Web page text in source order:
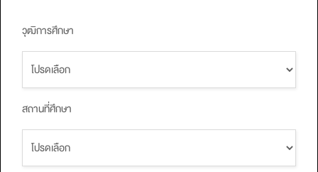
วุฒิการศึกษา
สถานที่ศึกษา